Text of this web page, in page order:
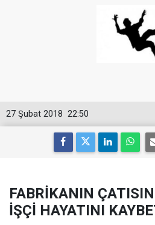
22:50
27 Şubat 2018
FABRİKANIN
İŞÇİ HAYATINI